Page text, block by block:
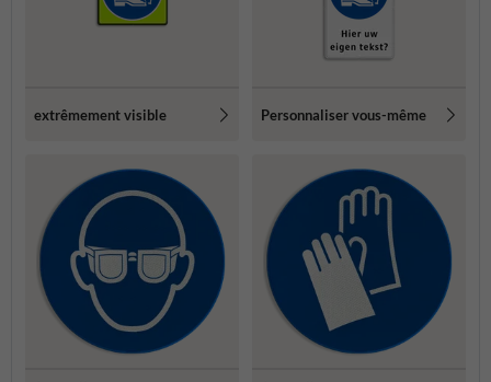
extrêmement visible Personnaliser vous-même